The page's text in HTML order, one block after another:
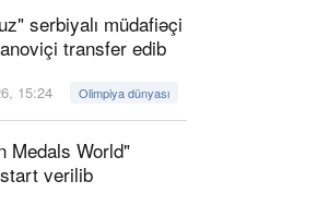
serbiyalı müdafiəçi
transfer edib
15:24 Olimpiya dünyası
Medals World"
verilib